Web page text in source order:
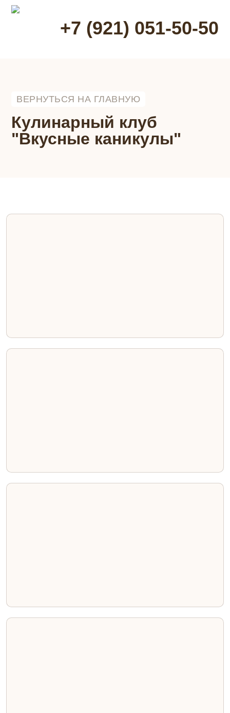
+7 (921) 051-50-50
ВЕРНУТЬСЯ НА ГЛАВНУЮ
Кулинарный клуб
"Вкусные каникулы"